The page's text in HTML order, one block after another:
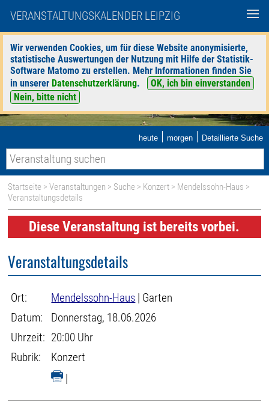
VERANSTALTUNGSKALENDER LEIPZIG
Wir verwenden Cookies, um für diese Website anonymisierte,
statistische Auswertungen der Nutzung mit Hilfe der Statistik-
Software Matomo zu erstellen. Mehr Informationen finden Sie
in unserer Datenschutzerklärung.
OK, ich bin einverstanden
Nein, bitte nicht
heute | morgen | Detaillierte Suche
Startseite >Veranstaltungen > Suche > Konzert > Mendelssohn-Haus >
Veranstaltungsdetails
Diese Veranstaltung ist bereits vorbei.
Veranstaltungsdetails
Ort: Mendelssohn-Haus | Garten
Datum:
Donnerstag, 18.06.2026
Uhrzeit: 20:00 Uhr
Rubrik:
Konzert
|